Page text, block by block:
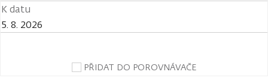
K datu
5. 8. 2026
PŘIDAT DO POROVNÁVAČE